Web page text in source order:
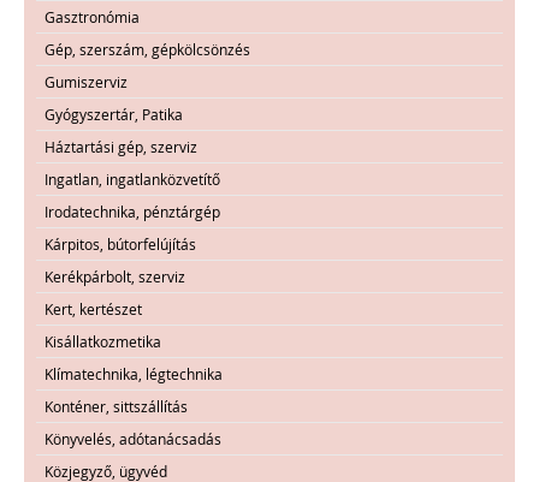
Gasztronómia
Gép, szerszám, gépkölcsönzés
Gumiszerviz
Gyógyszertár, Patika
Háztartási gép, szerviz
Ingatlan, ingatlanközvetítő
Irodatechnika, pénztárgép
Kárpitos, bútorfelújítás
Kerékpárbolt, szerviz
Kert, kertészet
Kisállatkozmetika
Klímatechnika, légtechnika
Konténer, sittszállítás
Könyvelés, adótanácsadás
Közjegyző, ügyvéd